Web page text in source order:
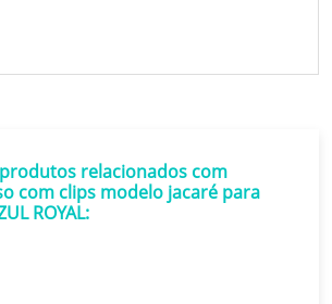
relacionados com
com clips modelo jacaré para
ROYAL: